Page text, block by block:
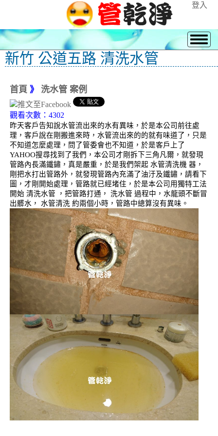
登入
新竹 公道五路 清洗水管
首頁 》 洗水管 案例
觀看次數：4302
昨天客戶告知說水管流出來的水有異味，於是本公司前往處
理，客戶說在剛搬進來時，水管流出來的的就有味道了，只是
不知道怎麼處理，問了管委會也不知道，於是客戶上了
YAHOO搜尋找到了我們，本公司才剛拆下三角凡爾，就發現
管路內長滿鐵鏽，真是嚴重，於是我們架起 水管清洗機 器，
剛把水打出管路外，就發現管路內充滿了油汙及鐵鏽，請看下
圖，才剛開始處理，管路就已經堵住，於是本公司用獨特工法
開始 清洗水管 ，把管路打通， 洗水管 過程中，水龍頭不斷冒
出髒水， 水管清洗 約兩個小時，管路中總算沒有異味。